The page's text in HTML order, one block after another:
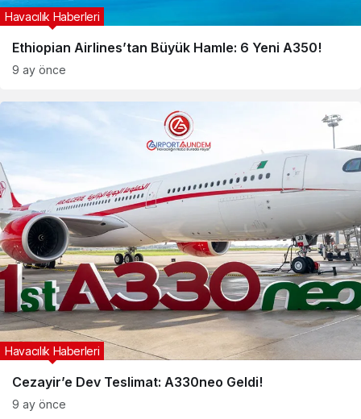
Ethiopian Airlines’tan Büyük Hamle: 6 Yeni A350!
Havacılık Haberleri
9 ay önce
Cezayir’e Dev Teslimat: A330neo Geldi!
Havacılık Haberleri
9 ay önce